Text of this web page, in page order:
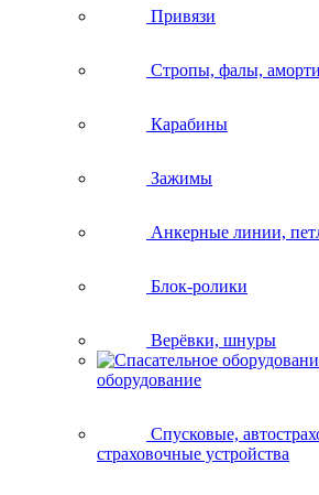
Привязи
Стропы, фалы,
Карабины
Зажимы
Анкерные линии,
Блок-ролики
Верёвки, шнуры
оборудование
Спусковые,
страховочные устройства